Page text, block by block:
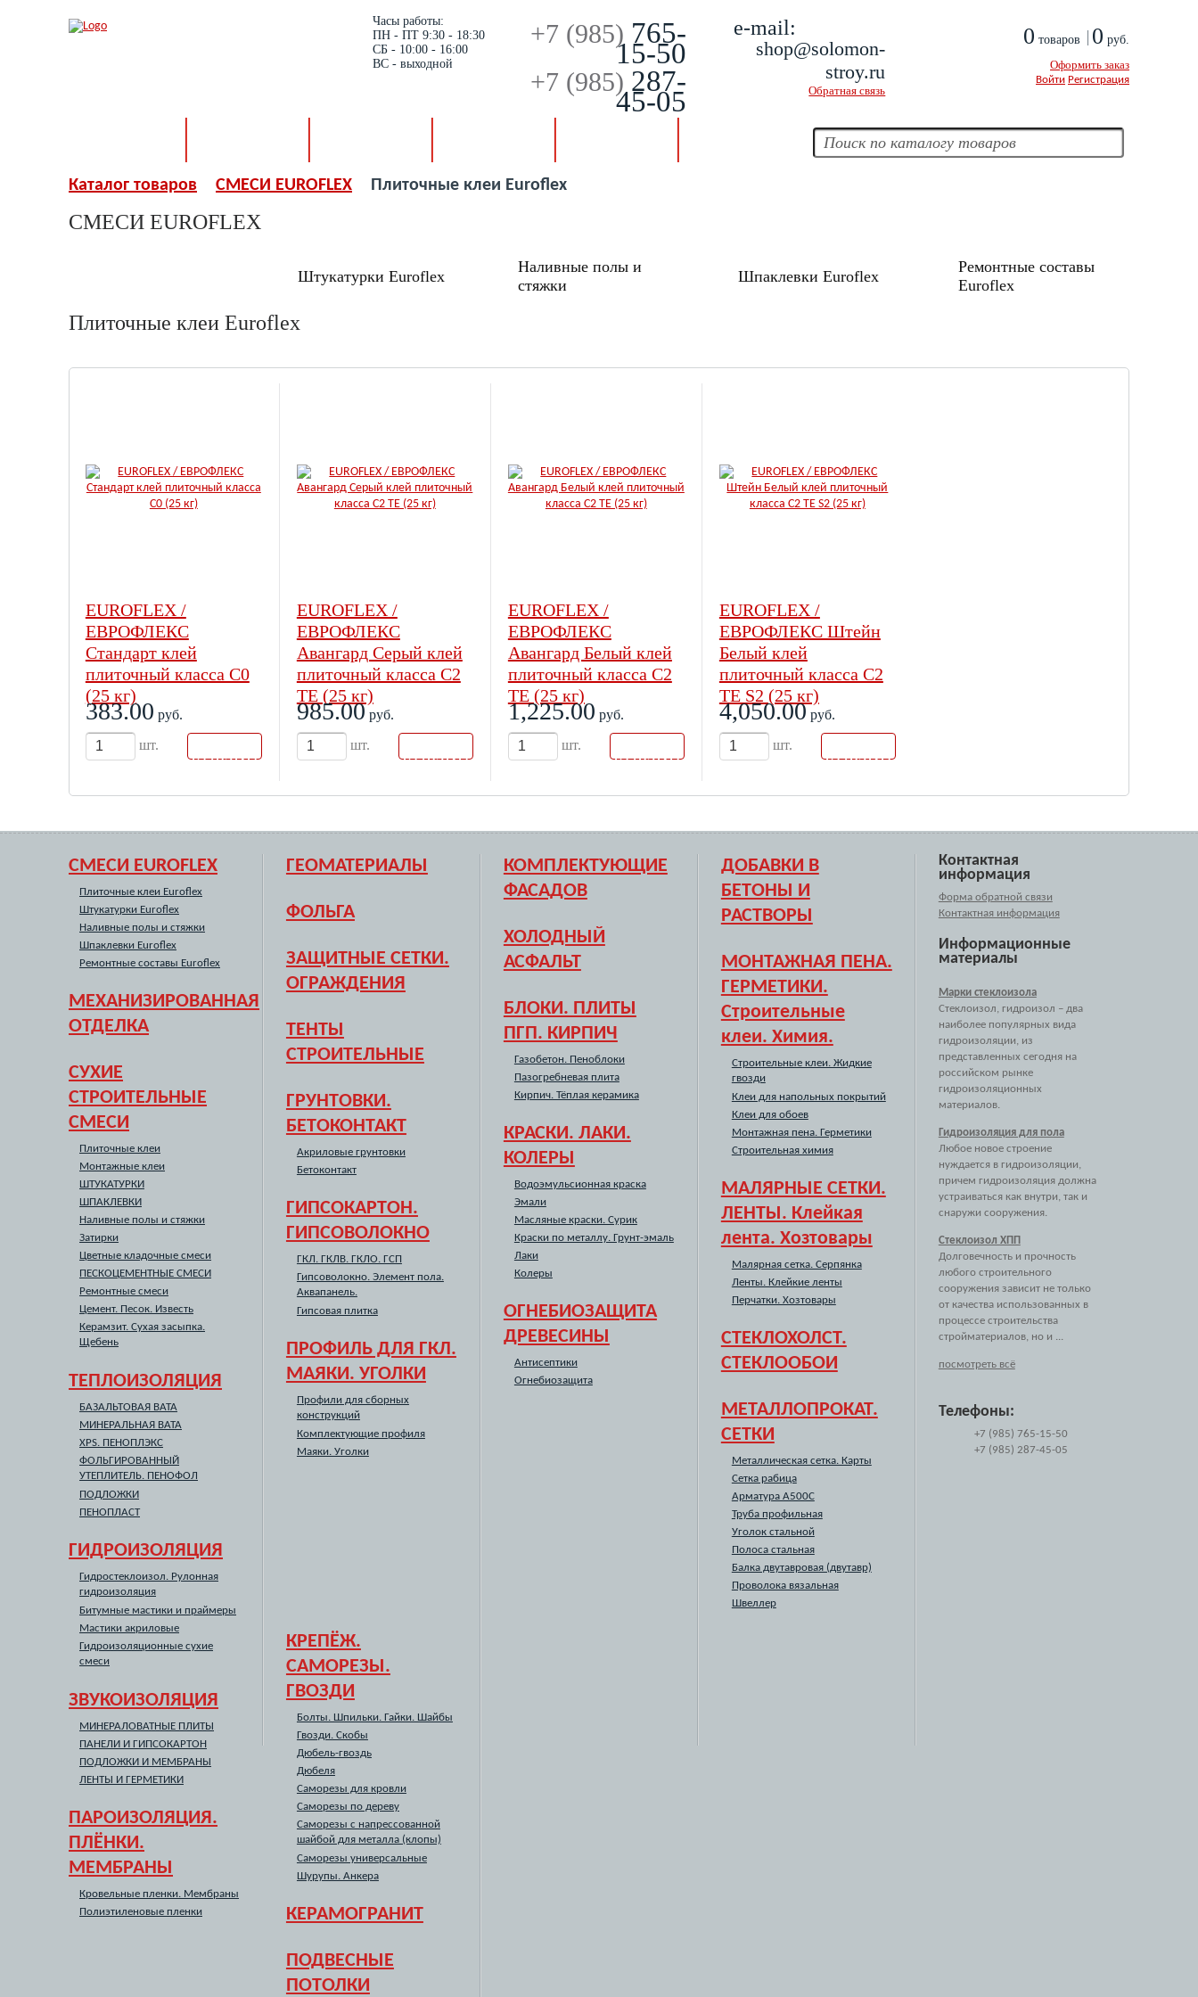
0 товаров 0 руб.
Оформить заказ
Войти Регистрация
e-mail:
shop@solomon-
stroy.ru
Обратная связь
+7 (985) 765-
15-50
+7 (985) 287-
45-05
Часы работы:
ПН - ПТ 9:30 - 18:30
СБ - 10:00 - 16:00
ВС - выходной
Каталог товаров СМЕСИ EUROFLEX Плиточные клеи Euroflex
СМЕСИ EUROFLEX
Штукатурки Euroflex
Наливные полы и
стяжки
Шпаклевки Euroflex
Ремонтные составы
Euroflex
Плиточные клеи Euroflex
EUROFLEX /
ЕВРОФЛЕКС
Стандарт клей
плиточный класса С0
(25 кг)
383.00 руб.
шт.
КОРЗИН
EUROFLEX /
ЕВРОФЛЕКС
Авангард Серый клей
плиточный класса С2
ТЕ (25 кг)
985.00 руб.
шт.
КОРЗИН
EUROFLEX /
ЕВРОФЛЕКС
Авангард Белый клей
плиточный класса С2
ТЕ (25 кг)
1,225.00 руб.
шт.
КОРЗИН
EUROFLEX /
ЕВРОФЛЕКС Штейн
Белый клей
плиточный класса С2
ТЕ S2 (25 кг)
4,050.00 руб.
шт.
КОРЗИН
СМЕСИ EUROFLEX
Плиточные клеи Euroflex
Штукатурки Euroflex
Наливные полы и стяжки
Шпаклевки Euroflex
Ремонтные составы Euroflex
МЕХАНИЗИРОВАННАЯ
ОТДЕЛКА
СУХИЕ
СТРОИТЕЛЬНЫЕ
СМЕСИ
Плиточные клеи
Монтажные клеи
ШТУКАТУРКИ
ШПАКЛЕВКИ
Наливные полы и стяжки
Затирки
Цветные кладочные смеси
ПЕСКОЦЕМЕНТНЫЕ СМЕСИ
Ремонтные смеси
Цемент. Песок. Известь
Керамзит. Сухая засыпка.
Щебень
ТЕПЛОИЗОЛЯЦИЯ
БАЗАЛЬТОВАЯ ВАТА
МИНЕРАЛЬНАЯ ВАТА
XPS. ПЕНОПЛЭКС
ФОЛЬГИРОВАННЫЙ
УТЕПЛИТЕЛЬ. ПЕНОФОЛ
ПОДЛОЖКИ
ПЕНОПЛАСТ
ГИДРОИЗОЛЯЦИЯ
Гидростеклоизол. Рулонная
гидроизоляция
Битумные мастики и праймеры
Мастики акриловые
Гидроизоляционные сухие
смеси
ЗВУКОИЗОЛЯЦИЯ
МИНЕРАЛОВАТНЫЕ ПЛИТЫ
ПАНЕЛИ И ГИПСОКАРТОН
ПОДЛОЖКИ И МЕМБРАНЫ
ЛЕНТЫ И ГЕРМЕТИКИ
ПАРОИЗОЛЯЦИЯ.
ПЛЁНКИ.
МЕМБРАНЫ
Кровельные пленки. Мембраны
Полиэтиленовые пленки
ГЕОМАТЕРИАЛЫ
ФОЛЬГА
ЗАЩИТНЫЕ СЕТКИ.
ОГРАЖДЕНИЯ
ТЕНТЫ
СТРОИТЕЛЬНЫЕ
ГРУНТОВКИ.
БЕТОКОНТАКТ
Акриловые грунтовки
Бетоконтакт
ГИПСОКАРТОН.
ГИПСОВОЛОКНО
ГКЛ. ГКЛВ. ГКЛО. ГСП
Гипсоволокно. Элемент пола.
Аквапанель.
Гипсовая плитка
ПРОФИЛЬ ДЛЯ ГКЛ.
МАЯКИ. УГОЛКИ
Профили для сборных
конструкций
Комплектующие профиля
Маяки. Уголки
КОМПЛЕКТУЮЩИЕ
ФАСАДОВ
ХОЛОДНЫЙ
АСФАЛЬТ
БЛОКИ. ПЛИТЫ
ПГП. КИРПИЧ
Газобетон. Пеноблоки
Пазогребневая плита
Кирпич. Тёплая керамика
КРАСКИ. ЛАКИ.
КОЛЕРЫ
Водоэмульсионная краска
Эмали
Масляные краски. Сурик
Краски по металлу. Грунт-эмаль
Лаки
Колеры
ОГНЕБИОЗАЩИТА
ДРЕВЕСИНЫ
Антисептики
Огнебиозащита
ДОБАВКИ В
БЕТОНЫ И
РАСТВОРЫ
МОНТАЖНАЯ ПЕНА.
ГЕРМЕТИКИ.
Строительные
клеи. Химия.
Строительные клеи. Жидкие
гвозди
Клеи для напольных покрытий
Клеи для обоев
Монтажная пена. Герметики
Строительная химия
МАЛЯРНЫЕ СЕТКИ.
ЛЕНТЫ. Клейкая
лента. Хозтовары
Малярная сетка. Серпянка
Ленты. Клейкие ленты
Перчатки. Хозтовары
СТЕКЛОХОЛСТ.
СТЕКЛООБОИ
МЕТАЛЛОПРОКАТ.
СЕТКИ
Металлическая сетка. Карты
Сетка рабица
Арматура А500С
Труба профильная
Уголок стальной
Полоса стальная
Балка двутавровая (двутавр)
Проволока вязальная
Швеллер
КРЕПЁЖ.
САМОРЕЗЫ.
ГВОЗДИ
Болты. Шпильки. Гайки. Шайбы
Гвозди. Скобы
Дюбель-гвоздь
Дюбеля
Саморезы для кровли
Саморезы по дереву
Саморезы с напрессованной
шайбой для металла (клопы)
Саморезы универсальные
Шурупы. Анкера
КЕРАМОГРАНИТ
ПОДВЕСНЫЕ
ПОТОЛКИ
Контактная
информация
Форма обратной связи
Контактная информация
Информационные
материалы
Марки стеклоизола
Стеклоизол, гидроизол – два
наиболее популярных вида
гидроизоляции, из
представленных сегодня на
российском рынке
гидроизоляционных
материалов.
Гидроизоляция для пола
Любое новое строение
нуждается в гидроизоляции,
причем гидроизоляция должна
устраиваться как внутри, так и
снаружи сооружения.
Стеклоизол ХПП
Долговечность и прочность
любого строительного
сооружения зависит не только
от качества использованных в
процессе строительства
стройматериалов, но и ...
посмотреть всё
Телефоны:
+7 (985) 765-15-50
+7 (985) 287-45-05